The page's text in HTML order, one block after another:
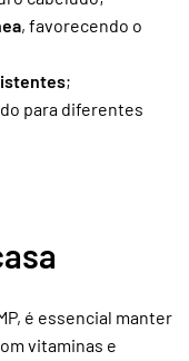
, favorecendo o
;
para diferentes
é essencial manter
vitaminas e